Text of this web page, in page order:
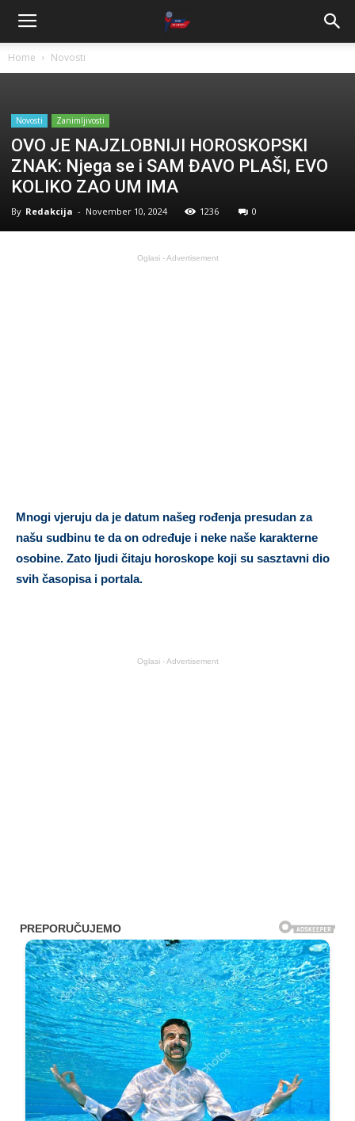
Home Novosti
Novosti Zanimljivosti
OVO JE NAJZLOBNIJI HOROSKOPSKI
ZNAK: Njega se i SAM ĐAVO PLAŠI, EVO
KOLIKO ZAO UM IMA
By Redakcija - November 10, 2024 1236 0
Oglasi - Advertisement
Mnogi vjeruju da je datum našeg rođenja presudan za
našu sudbinu te da on određuje i neke naše karakterne
osobine. Zato ljudi čitaju horoskope koji su sasztavni dio
svih časopisa i portala.
Oglasi - Advertisement